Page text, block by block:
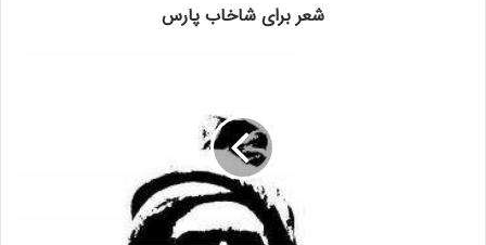
شعر برای شاخاب پارس